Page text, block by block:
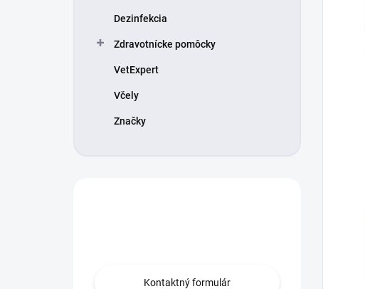
Dezinfekcia
Zdravotnícke pomôcky
VetExpert
Včely
Značky
Kontaktný formulár